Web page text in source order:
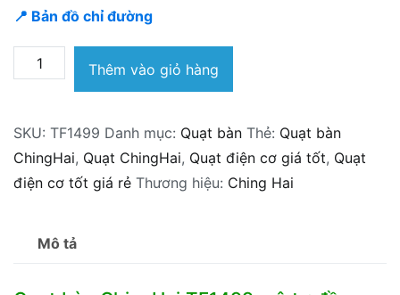
📍 Bản đồ chỉ đường
Quạt
bàn
TF1499
Đài-
Loan
Thêm vào giỏ hàng
SKU: TF1499 Danh mục: Quạt bàn Thẻ: Quạt bàn
ChingHai, Quạt ChingHai, Quạt điện cơ giá tốt, Quạt
điện cơ tốt giá rẻ Thương hiệu: Ching Hai
Mô tả